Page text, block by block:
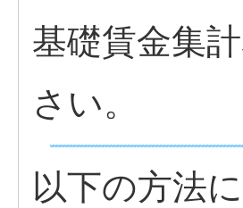
基礎賃金集
さい。
以下の方法